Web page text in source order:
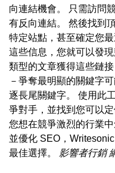
向連結機會。 只需訪問
有反向連結。 然後找到
特定站點，甚至確定您
這些信息，您就可以發
類型的文章獲得這些鏈
－爭奪最明顯的關鍵字
逐長尾關鍵字。 使用此
爭對手，並找到您可以
您想在競爭激烈的行業
並優化 SEO，
最佳選擇。
影響者行銷